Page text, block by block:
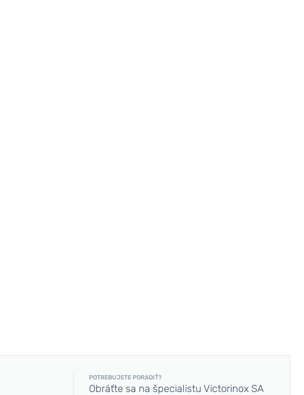
POTREBUJETE PORADIŤ?
Obráťte sa na špecialistu Victorinox SA